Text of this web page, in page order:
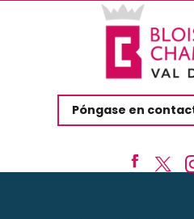
Póngase en